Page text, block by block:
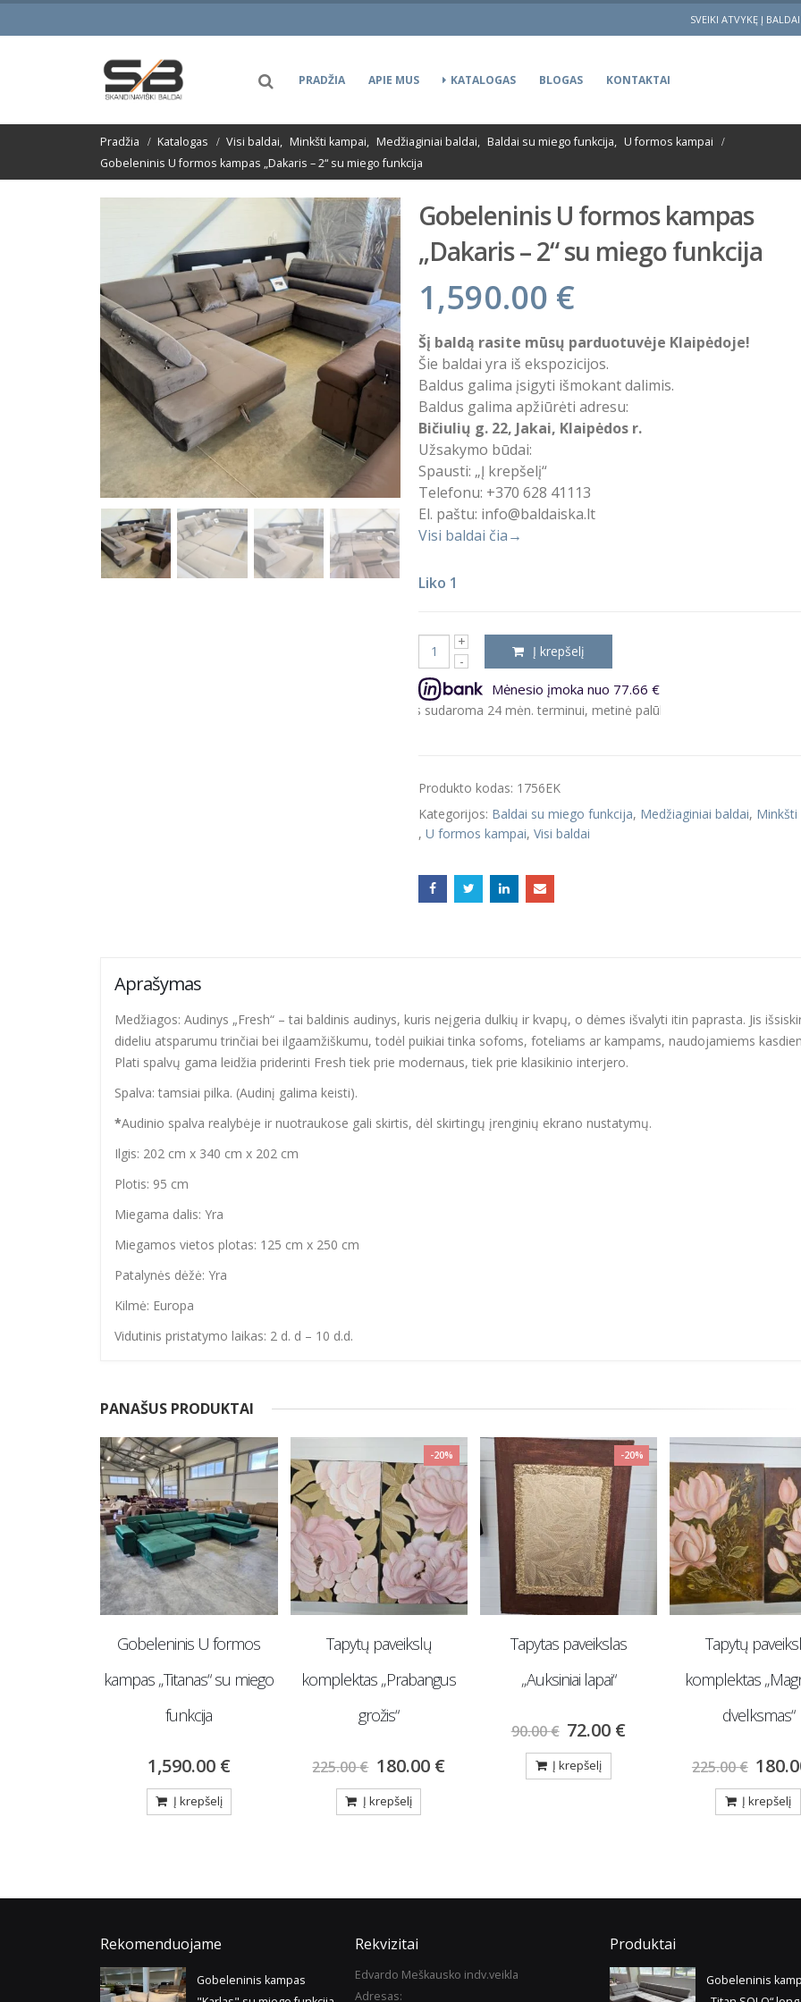
SVEIKI ATVYKĘ Į
PRADŽIA APIE MUS KATALOGAS BLOGAS KONTAKTAI
Pradžia Katalogas Visi baldai, Minkšti kampai, Medžiaginiai baldai, Baldai su miego funkcija, U formos kampai
Gobeleninis U formos kampas „Dakaris – 2“ su miego funkcija
Gobeleninis U formos kampas
„Dakaris – 2“ su miego funkcija
1,590.00 €
Šį baldą rasite mūsų parduotuvėje Klaipėdoje!
Šie baldai yra iš ekspozicijos.
Baldus galima įsigyti išmokant dalimis.
Baldus galima apžiūrėti adresu:
Bičiulių g. 22, Jakai, Klaipėdos r.
Užsakymo būdai:
Spausti: „Į krepšelį“
Telefonu: +370 628 41113
El. paštu: info@baldaiska.lt
Visi baldai čia→
Liko 1
Į krepšelį
Mėnesio įmoka nuo 77.66 €
Pavyzdžiui, skolinantis 1,590.00 EUR, kai sutartis sudaroma 24 mėn. terminui, metinė palūkanų norma – 9.5%, sutarties
Produkto kodas: 1756EK
Kategorijos: Baldai su miego funkcija, Medžiaginiai baldai,
,U formos kampai,Visi baldai
Aprašymas
Medžiagos: Audinys „Fresh“ – tai baldinis audinys, kuris neįgeria dulkių ir kvapų, o dėmes išvalyti itin paprasta. Jis
dideliu atsparumu trinčiai bei ilgaamžiškumu, todėl puikiai tinka sofoms, foteliams ar kampams, naudojamiems
Plati spalvų gama leidžia priderinti Fresh tiek prie modernaus, tiek prie klasikinio interjero.
Spalva: tamsiai pilka. (Audinį galima keisti).
*Audinio spalva realybėje ir nuotraukose gali skirtis, dėl skirtingų įrenginių ekrano nustatymų.
Ilgis: 202 cm x 340 cm x 202 cm
Plotis: 95 cm
Miegama dalis: Yra
Miegamos vietos plotas: 125 cm x 250 cm
Patalynės dėžė: Yra
Kilmė: Europa
Vidutinis pristatymo laikas: 2 d. d – 10 d.d.
PANAŠUS PRODUKTAI
-20%
Tapytų paveikslų
komplektas „Prabangus
grožis“
225.00€ 180.00
Į krepšelį
-20%
Tapytas paveikslas
„Auksiniai lapai“
90.00€
Į krepšelį
-20%
Tapytų paveikslų
komplektas „Magnolijų
225.00 € 180.00
Gobeleninis
su miego funkcija
Į krepšelį
Rekomenduojame
Gobeleninis kampas
Rekvizitai
Edvardo Meškausko indv.veikla
Adresas:
Produktai
Gobeleninis